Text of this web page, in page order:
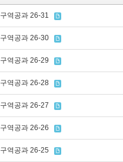
구역공과 26-31
구역공과 26-30
구역공과 26-29
구역공과 26-28
구역공과 26-27
구역공과 26-26
구역공과 26-25